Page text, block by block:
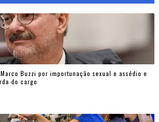
Buzzi por importunação sexual e assédio e
do cargo